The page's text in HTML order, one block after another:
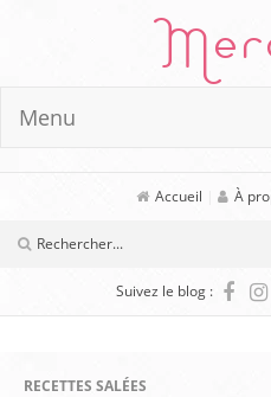
Menu
Accueil À
Suivez le blog :
RECETTES SALÉES